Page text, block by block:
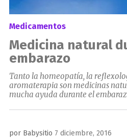
Medicamentos
Medicina natural
embarazo
Tanto la homeopatía, la
aromaterapia son medicinas
mucha ayuda durante el
por Babysitio Publicado
7 diciembre, 2016